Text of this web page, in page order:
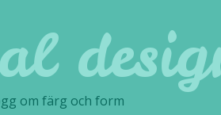
om färg och form